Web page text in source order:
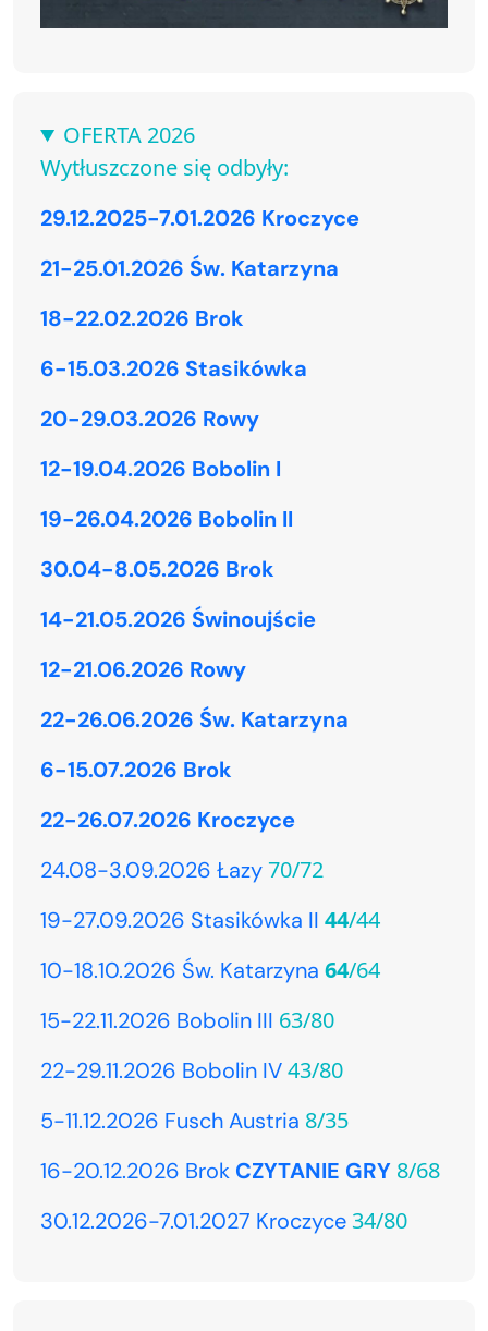
OFERTA 2026
Wytłuszczone się odbyły:
29.12.2025-7.01.2026 Kroczyce
21-25.01.2026 Św. Katarzyna
18-22.02.2026 Brok
6-15.03.2026 Stasikówka
20-29.03.2026 Rowy
12-19.04.2026 Bobolin I
19-26.04.2026 Bobolin II
30.04-8.05.2026 Brok
14-21.05.2026 Świnoujście
12-21.06.2026 Rowy
22-26.06.2026 Św. Katarzyna
6-15.07.2026 Brok
22-26.07.2026 Kroczyce
24.08-3.09.2026 Łazy70/72
19-27.09.2026 Stasikówka II 44/44
10-18.10.2026 Św. Katarzyna 64/64
15-22.11.2026 Bobolin III 63/80
22-29.11.2026 Bobolin IV43/80
5-11.12.2026 Fusch Austria 8/35
16-20.12.2026 Brok CZYTANIE GRY 8/68
30.12.2026-7.01.2027 Kroczyce34/80